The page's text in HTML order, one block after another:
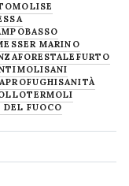
MARINO
FORESTALE FURTO
MOLISANI
PROFUGHISANITÀ
TERMOLI
FUOCO